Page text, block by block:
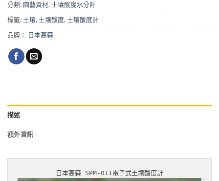
分類: 園藝資材, 土壤酸度水分計
標籤: 土壤, 土壤酸度, 土壤酸度計
品牌：
日本高森
描述
額外資訊